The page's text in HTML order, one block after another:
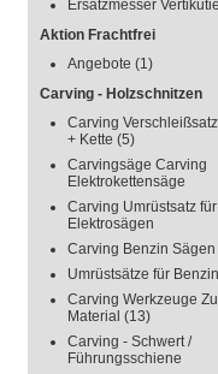
Ersatzmesser
Aktion Frachtfrei
Angebote (1)
Carving - Holzschnitzen
Carving
+ Kette (5)
Carvingsäge Carving
Elektrokettensäge
Carving Umrüstsatz für
Elektrosägen
Carving Benzin Sägen
Umrüstsätze für
Carving Werkzeuge
Material (13)
Carving - Schwert /
Führungsschiene